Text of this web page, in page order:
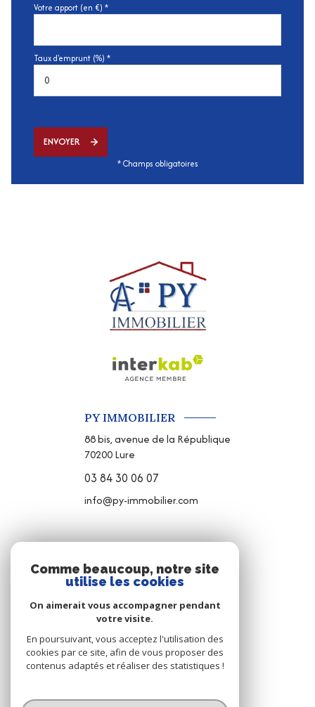
Votre apport (en €) *
Taux d'emprunt (%) *
ENVOYER
* Champs obligatoires
PY IMMOBILIER
88 bis, avenue de la République
70200Lure
03 84 30 06 07
info@py-immobilier.com
NOUS SUIVRE
© 2026 | Tous droits réservés
Comme beaucoup, notre site
utilise les cookies
On aimerait vous accompagner pendant
votre visite.
En poursuivant, vous acceptez l'utilisation des
cookies par ce site, afin de vous proposer des
contenus adaptés et réaliser des statistiques !